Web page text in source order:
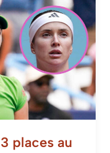
places au